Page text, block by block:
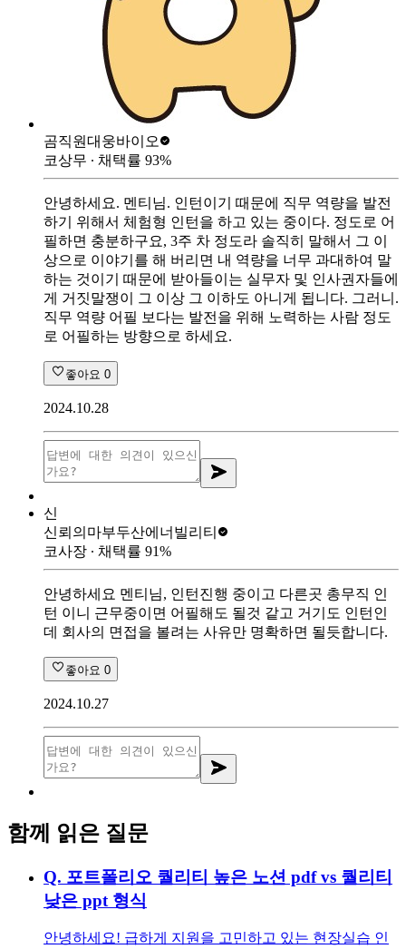
곰직원대웅바이오
코상무 ∙ 채택률 93%
안녕하세요. 멘티님. 인턴이기 때문에 직무 역량을 발전
하기 위해서 체험형 인턴을 하고 있는 중이다. 정도로 어
필하면 충분하구요, 3주 차 정도라 솔직히 말해서 그 이
상으로 이야기를 해 버리면 내 역량을 너무 과대하여 말
하는 것이기 때문에 받아들이는 실무자 및 인사권자들에
게 거짓말쟁이 그 이상 그 이하도 아니게 됩니다. 그러니.
직무 역량 어필 보다는 발전을 위해 노력하는 사람 정도
로 어필하는 방향으로 하세요.
좋아요 0
2024.10.28
신
신뢰의마부두산에너빌리티
코사장 ∙ 채택률 91%
안녕하세요 멘티님, 인턴진행 중이고 다른곳 총무직 인
턴 이니 근무중이면 어필해도 될것 같고 거기도 인턴인
데 회사의 면접을 볼려는 사유만 명확하면 될듯합니다.
좋아요 0
2024.10.27
함께 읽은 질문
Q. 포트폴리오 퀄리티 높은 노션 pdf vs 퀄리티
낮은 ppt 형식
안녕하세요! 급하게 지원을 고민하고 있는 현장실습 인